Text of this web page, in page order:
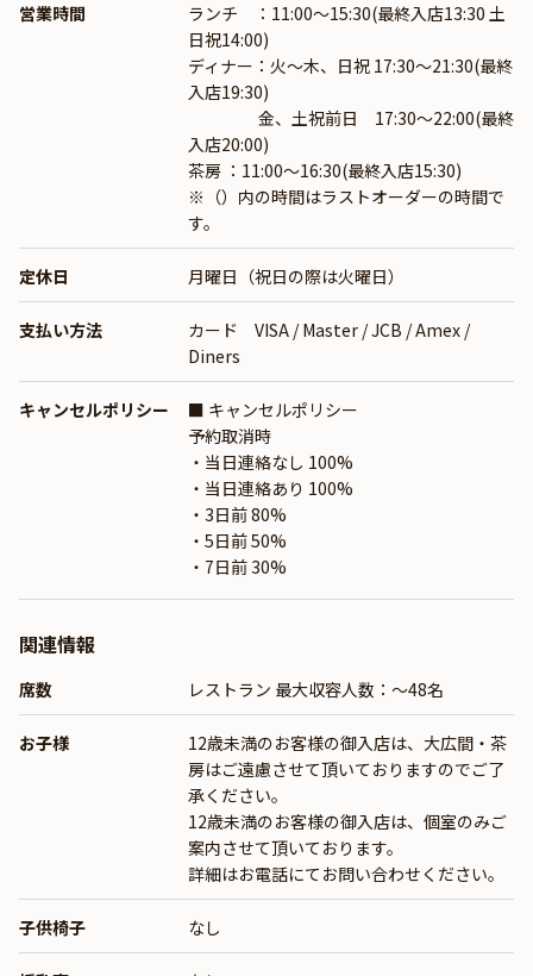
営業時間
ランチ ：11:00～15:30(最終入店13:30 土
日祝14:00)
ディナー：火～木、日祝 17:30～21:30(最終
入店19:30)
金、土祝前日 17:30～22:00(最終
入店20:00)
茶房 ：11:00～16:30(最終入店15:30)
※（）内の時間はラストオーダーの時間で
す。
定休日 月曜日（祝日の際は火曜日）
支払い方法
カード VISA / Master / JCB / Amex /
Diners
キャンセルポリシー
■ キャンセルポリシー
予約取消時
・当日連絡なし 100%
・当日連絡あり 100%
・3日前 80%
・5日前 50%
・7日前 30%
関連情報
席数 レストラン 最大収容人数：～48名
お子様
12歳未満のお客様の御入店は、大広間・茶
房はご遠慮させて頂いておりますのでご了
承ください。
12歳未満のお客様の御入店は、個室のみご
案内させて頂いております。
詳細はお電話にてお問い合わせください。
子供椅子 なし